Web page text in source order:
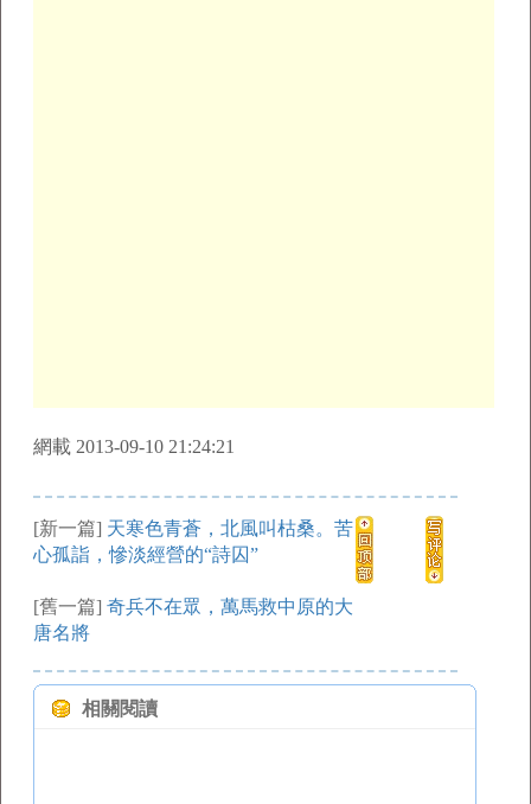
網載 2013-09-10 21:24:21
[新一篇] 天寒色青蒼，北風叫枯桑。苦
心孤詣，慘淡經營的“詩囚”
[舊一篇] 奇兵不在眾，萬馬救中原的大
唐名將
相關閱讀